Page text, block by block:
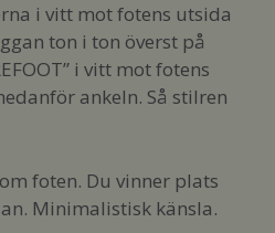
i vitt mot fotens utsida
ton i ton överst på
i vitt mot fotens
ankeln. Så stilren
foten. Du vinner plats
Minimalistisk känsla.